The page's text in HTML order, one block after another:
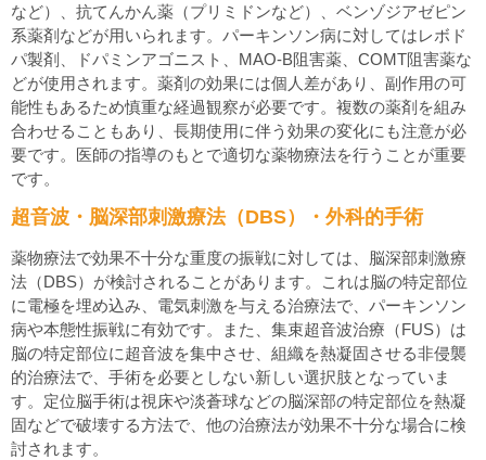
など）、抗てんかん薬（プリミドンなど）、ベンゾジアゼピン
系薬剤などが用いられます。パーキンソン病に対してはレボド
パ製剤、ドパミンアゴニスト、MAO-B阻害薬、COMT阻害薬な
どが使用されます。薬剤の効果には個人差があり、副作用の可
能性もあるため慎重な経過観察が必要です。複数の薬剤を組み
合わせることもあり、長期使用に伴う効果の変化にも注意が必
要です。医師の指導のもとで適切な薬物療法を行うことが重要
です。
超音波・脳深部刺激療法（DBS）・外科的手術
薬物療法で効果不十分な重度の振戦に対しては、脳深部刺激療
法（DBS）が検討されることがあります。これは脳の特定部位
に電極を埋め込み、電気刺激を与える治療法で、パーキンソン
病や本態性振戦に有効です。また、集束超音波治療（FUS）は
脳の特定部位に超音波を集中させ、組織を熱凝固させる非侵襲
的治療法で、手術を必要としない新しい選択肢となっていま
す。定位脳手術は視床や淡蒼球などの脳深部の特定部位を熱凝
固などで破壊する方法で、他の治療法が効果不十分な場合に検
討されます。